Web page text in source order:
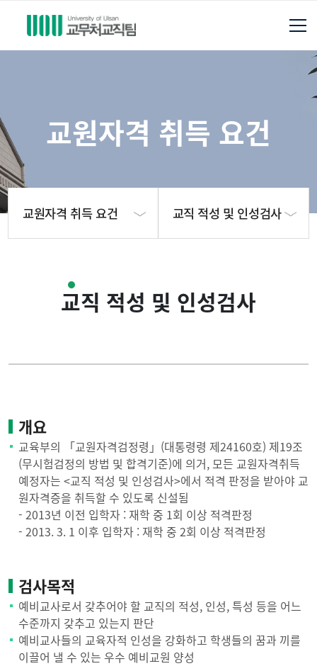
교원자격 취득 요건
교원자격 취득 요건
교과과정 안내
공지사항
교직 적성 및 인성검사
교직 적성 및 인성검사
실습
교원 자격무시험 검정
교직 적성 및 인성검사
개요
교육부의 「교원자격검정령」(대통령령 제24160호) 제19조
(무시험검정의 방법 및 합격기준)에 의거, 모든 교원자격취득
예정자는 <교직 적성 및 인성검사>에서 적격 판정을 받아야 교
원자격증을 취득할 수 있도록 신설됨
- 2013년 이전 입학자 : 재학 중 1회 이상 적격판정
- 2013. 3. 1 이후 입학자 : 재학 중 2회 이상 적격판정
검사목적
예비교사로서 갖추어야 할 교직의 적성, 인성, 특성 등을 어느
수준까지 갖추고 있는지 판단
예비교사들의 교육자적 인성을 강화하고 학생들의 꿈과 끼를
이끌어 낼 수 있는 우수 예비교원 양성